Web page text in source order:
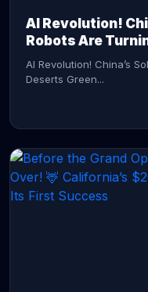
AI Revolution!
Robots Are
AI Revolution! China’s
Deserts Green...